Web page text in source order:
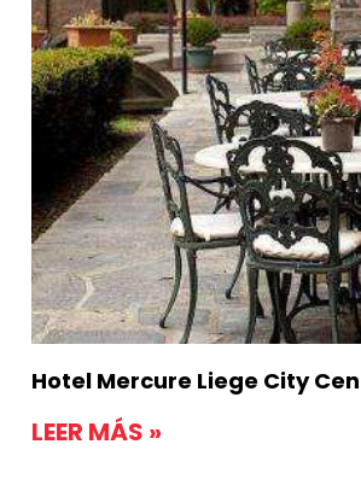
Hotel Mercure Liege City
LEER MÁS »